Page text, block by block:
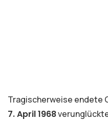
Tragischerweise endete
7. April 1968